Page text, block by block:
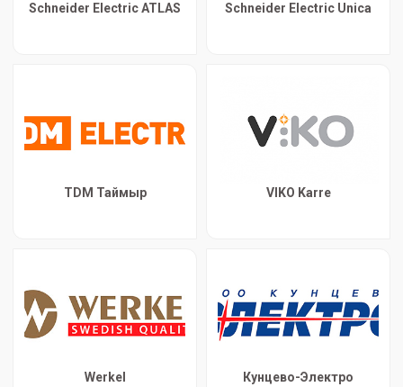
Schneider Electric ATLAS Schneider Electric Unica
TDM Таймыр VIKO Karre
Werkel Кунцево-Электро